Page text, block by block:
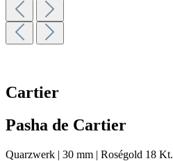
Cartier
Pasha de Cartier
Quarzwerk | 30 mm | Roségold 18 Kt.